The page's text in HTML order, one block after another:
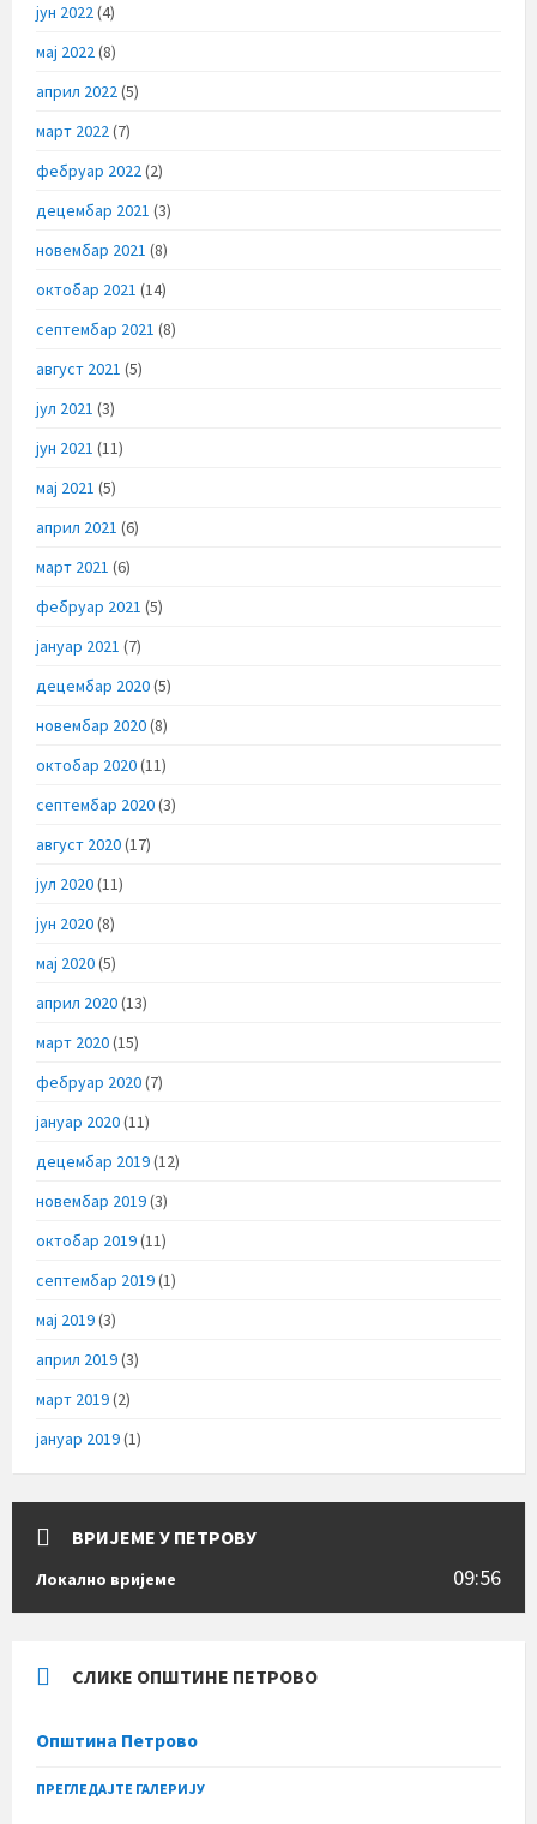
јун 2022(4)
мај 2022(8)
април 2022(5)
март 2022(7)
фебруар 2022(2)
децембар 2021 (3)
новембар 2021 (8)
октобар 2021 (14)
септембар 2021 (8)
август 2021 (5)
јул 2021 (3)
јун 2021 (11)
мај 2021 (5)
април 2021 (6)
март 2021 (6)
фебруар 2021 (5)
јануар 2021 (7)
децембар 2020(5)
новембар 2020(8)
октобар 2020(11)
септембар 2020(3)
август 2020(17)
јул 2020(11)
јун 2020(8)
мај 2020(5)
април 2020(13)
март 2020(15)
фебруар 2020(7)
јануар 2020(11)
децембар 2019(12)
новембар 2019(3)
октобар 2019(11)
септембар 2019(1)
мај 2019(3)
април 2019(3)
март 2019(2)
јануар 2019(1)
ВРИЈЕМЕ У ПЕТРОВУ
Локално вријеме 09:56
СЛИКЕ ОПШТИНЕ ПЕТРОВО
Општина Петрово
ПРЕГЛЕДАЈТЕ ГАЛЕРИЈУ